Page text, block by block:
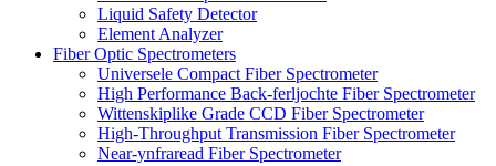
Liquid Safety Detector
Element Analyzer
Fiber Optic Spectrometers
Universele Compact Fiber Spectrometer
High Performance Back-ferljochte Fiber Spectrometer
Wittenskiplike Grade CCD Fiber Spectrometer
High-Throughput Transmission Fiber Spectrometer
Near-ynfraread Fiber Spectrometer